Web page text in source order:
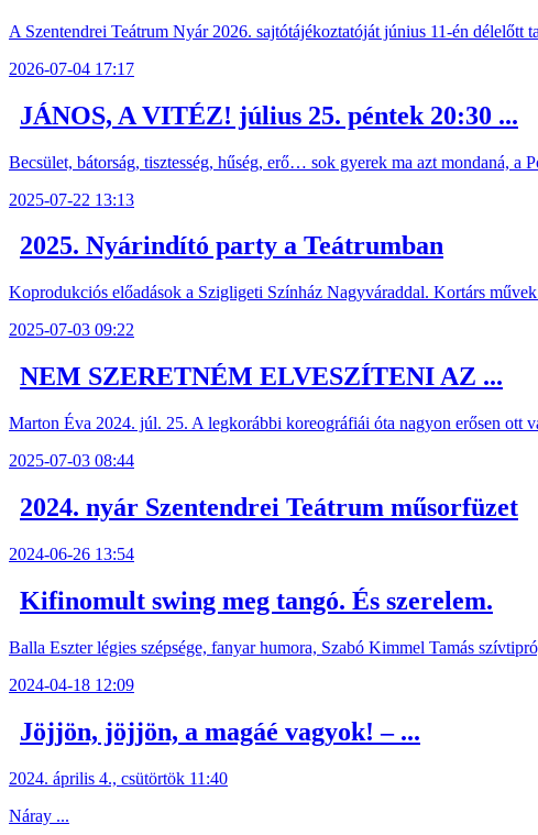
A Szentendrei Teátrum Nyár 2026. sajtótájékoztatóját június 11-én délelőtt
2026-07-04 17:17
JÁNOS, A VITÉZ! július 25. péntek 20:30 ...
Becsület, bátorság, tisztesség, hűség, erő… sok gyerek ma azt mondaná,
2025-07-22 13:13
2025. Nyárindító party a Teátrumban
Koprodukciós előadások a Szigligeti Színház Nagyváraddal. Kortárs
2025-07-03 09:22
NEM SZERETNÉM ELVESZÍTENI AZ ...
Marton Éva 2024. júl. 25. A legkorábbi koreográfiái óta nagyon erősen ott
2025-07-03 08:44
2024. nyár Szentendrei Teátrum műsorfüzet
2024-06-26 13:54
Kifinomult swing meg tangó. És szerelem.
Balla Eszter légies szépsége, fanyar humora, Szabó Kimmel Tamás
2024-04-18 12:09
Jöjjön, jöjjön, a magáé vagyok! – ...
2024. április 4., csütörtök 11:40
Náray ...